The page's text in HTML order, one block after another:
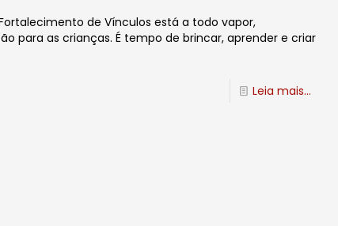
de Vínculos está a todo vapor,
para as crianças. É tempo de brincar, aprender e criar
Leia mais...